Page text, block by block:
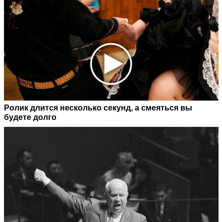
Ролик длится несколько секунд, а смеяться вы
будете долго